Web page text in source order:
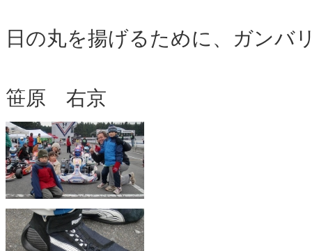
日の丸を揚げるために、ガンバ
笹原 右京